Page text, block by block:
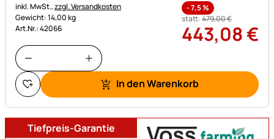
Steuerhinweis:
inkl. MwSt.,zzgl. Versandkosten
Gewicht: 14,00 kg
Art.Nr.: 42066
-7,5%
statt:479,00€
443,08€
In den Warenkorb
Tiefpreis-Garantie